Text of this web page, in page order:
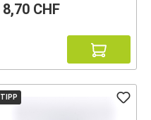
8,70 CHF
TIPP